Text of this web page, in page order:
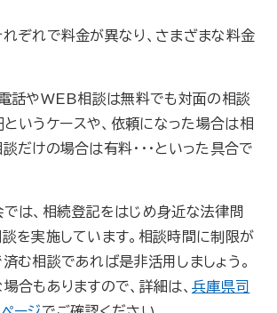
ぞれで料金が異なり、さまざまな料金
話やWEB相談は無料でも対面の相談
いうケースや、依頼になった場合は相
だけの場合は有料・・・といった具合で
は、相続登記をはじめ身近な法律問
を実施しています。相談時間に制限が
む相談であれば是非活用しましょう。
合もありますので、詳細は、兵庫県司